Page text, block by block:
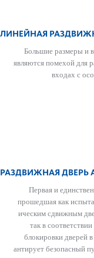
ЛИНЕЙНАЯ
Большие размеры и
являются помехой для
входах с
РАЗДВИЖНАЯ ДВЕРЬ
Первая и
прошедшая как
ическим сдвижным
так в
блокировки дверей
антирует безоп­асный